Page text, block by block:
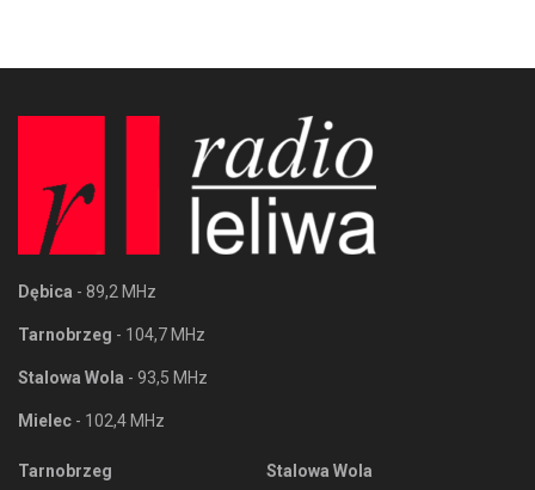
Dębica - 89,2 MHz
Tarnobrzeg - 104,7 MHz
Stalowa Wola - 93,5 MHz
Mielec - 102,4 MHz
Tarnobrzeg
Stalowa Wola